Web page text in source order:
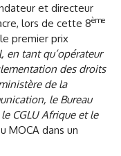
et directeur
lors de cette 8ème
premier prix
en tant qu’opérateur
des droits
de la
le Bureau
CGLU Afrique et le
MOCA dans un